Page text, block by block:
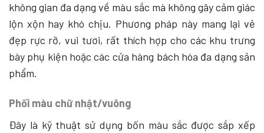
không gian đa dạng về màu sắc mà không gây cảm giác
lộn xộn hay khó chịu. Phương pháp này mang lại vẻ
đẹp rực rỡ, vui tươi, rất thích hợp cho các khu trưng
bày phụ kiện hoặc các cửa hàng bách hóa đa dạng sản
phẩm.
Phối màu chữ nhật/vuông
Đây là kỹ thuật sử dụng bốn màu sắc được sắp xếp